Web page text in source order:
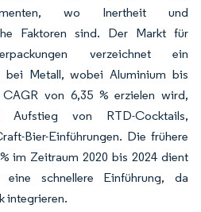
wo Inertheit und
Faktoren sind. Der Markt für
verzeichnet ein
bei Metall, wobei Aluminium bis
von 6,35 % erzielen wird,
Aufstieg von RTD-Cocktails,
Bier-Einführungen. Die frühere
im Zeitraum 2020 bis 2024 dient
schnellere Einführung, da
integrieren.